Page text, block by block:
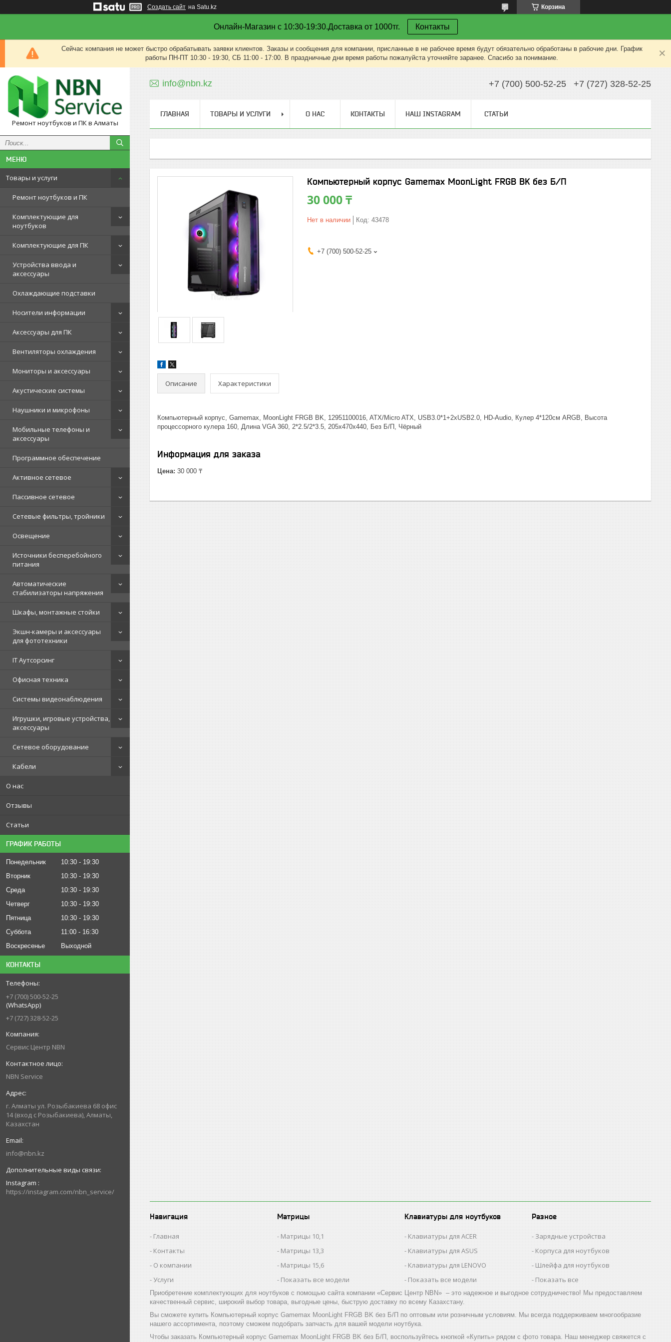
Создать сайт на Satu.kz Корзина
Онлайн-Магазин с 10:30-19:30.Доставка от 1000тг. Контакты
Сейчас компания не может быстро обрабатывать заявки клиентов. Заказы и сообщения для компании, присланные в не рабочее время будут обязательно обработаны в рабочие дни. График
работы ПН-ПТ 10:30 - 19:30, СБ 11:00 - 17:00. В праздничные дни время работы пожалуйста уточняйте заранее. Спасибо за понимание.
Ремонт ноутбуков и ПК в Алматы
Товары и услуги
Ремонт ноутбуков и ПК
Комплектующие для
ноутбуков
Комплектующие для ПК
Устройства ввода и
аксессуары
Охлаждающие подставки
Носители информации
Аксессуары для ПК
Вентиляторы охлаждения
Мониторы и аксессуары
Акустические системы
Наушники и микрофоны
Мобильные телефоны и
аксессуары
Программное обеспечение
Активное сетевое
Пассивное сетевое
Сетевые фильтры, тройники
Освещение
Источники бесперебойного
питания
Автоматические
стабилизаторы напряжения
Шкафы, монтажные стойки
Экшн-камеры и аксессуары
для фототехники
IT Аутсорсинг
Офисная техника
Системы видеонаблюдения
Игрушки, игровые устройства,
аксессуары
Сетевое оборудование
Кабели
О нас
Отзывы
Статьи
ГРАФИК РАБОТЫ
Понедельник 10:30
19:30
Вторник
10:30
19:30
Среда
10:30
19:30
Четверг
10:30
19:30
Пятница
10:30
19:30
Суббота
11:00
16:30
Воскресенье
Выходной
КОНТАКТЫ
+7 (700) 500-52-25
(WhatsApp)
+7 (727) 328-52-25
Сервис Центр NBN
NBN Service
г. Алматы ул. Розыбакиева 68 офис
14 (вход с Розыбакиева), Алматы,
Казахстан
info@nbn.kz
Instagram
https://instagram.com/nbn_service/
info@nbn.kz +7 (700) 500-52-25 +7 (727) 328-52-25
ГЛАВНАЯ ТОВАРЫ И УСЛУГИ О НАС КОНТАКТЫ НАШ INSTAGRAM СТАТЬИ
Компьютерный корпус Gamemax MoonLight FRGB BK без Б/П
30 000 ₸
Нет в наличии Код: 43478
+7 (700) 500-52-25
Описание Характеристики
Компьютерный корпус, Gamemax, MoonLight FRGB BK, 12951100016, ATX/Micro ATX, USB3.0*1+2xUSB2.0, HD-Audio, Кулер 4*120см ARGB, Высота
процессорного кулера 160, Длина VGA 360, 2*2.5/2*3.5, 205x470x440, Без Б/П, Чёрный
Информация для заказа
Цена: 30 000 ₸
Навигация
Главная
Контакты
О компании
Услуги
Матрицы
Матрицы 10,1
Матрицы 13,3
Матрицы 15,6
Показать все модели
Клавиатуры для ноутбуков
Клавиатуры для ACER
Клавиатуры для ASUS
Клавиатуры для LENOVO
Показать все модели
Разное
Зарядные устройства
Корпуса для ноутбуков
Шлейфа для ноутбуков
Показать все
Приобретение комплектующих для ноутбуков с помощью сайта компании «Сервис Центр NBN» – это надежное и выгодное сотрудничество! Мы предоставляем
качественный сервис, широкий выбор товара, выгодные цены, быструю доставку по всему Казахстану.
Вы сможете купить Компьютерный корпус Gamemax MoonLight FRGB BK без Б/П по оптовым или розничным условиям. Мы всегда поддерживаем многообразие
нашего ассортимента, поэтому сможем подобрать запчасть для вашей модели ноутбука.
Чтобы заказать Компьютерный корпус Gamemax MoonLight FRGB BK без Б/П, воспользуйтесь кнопкой «Купить» рядом с фото товара. Наш менеджер свяжется с